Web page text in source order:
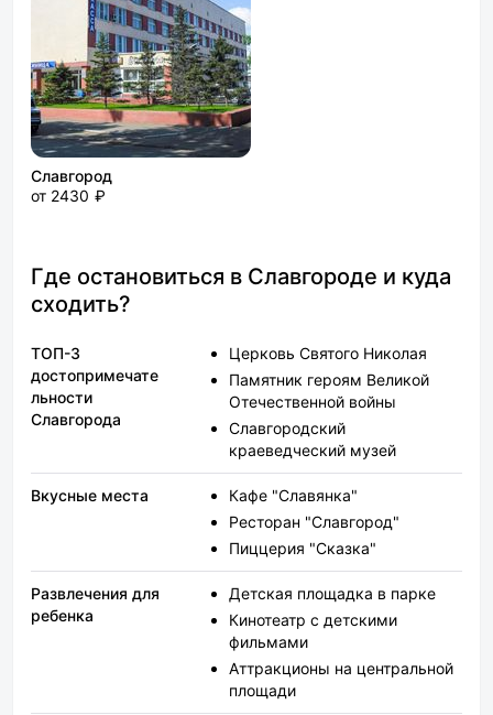
Славгород
от 2430 ₽
Где остановиться в Славгороде и куда
сходить?
ТОП-3
достопримечате
льности
Славгорода
Церковь Святого Николая
Памятник героям Великой
Отечественной войны
Славгородский
краеведческий музей
Вкусные места
Кафе "Славянка"
Ресторан "Славгород"
Пиццерия "Сказка"
Развлечения для
ребенка
Детская площадка в парке
Кинотеатр с детскими
фильмами
Аттракционы на центральной
площади